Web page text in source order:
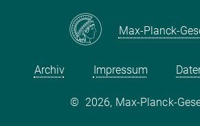
Max-Planck-
Archiv Impressum
© 2026, Max-Planck-